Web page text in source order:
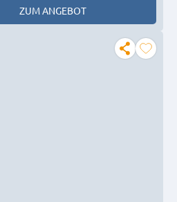
ZUM ANGEBOT